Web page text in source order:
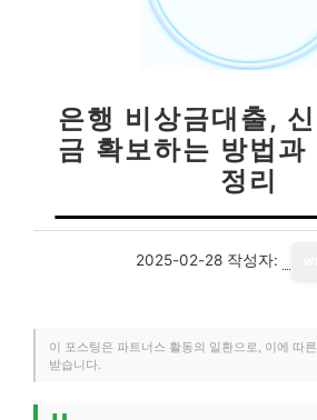
은행 비상금대출,
금 확보하는 방법과
정리
2025-02-28 작성자:
이 포스팅은 파트너스 활동의 일환으로, 이에 따
받습니다.